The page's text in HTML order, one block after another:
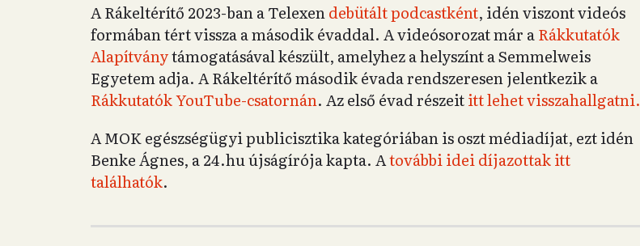
A Rákeltérítő 2023-ban a Telexendebütált podcastként, idén viszont videós
formában tért vissza a második évaddal. A videósorozat már aRákkutatók
Alapítványtámogatásával készült, amelyhez a helyszínt a Semmelweis
Egyetem adja. A Rákeltérítő második évada rendszeresen jelentkezik a
Rákkutatók YouTube-csatornán. Az első évad részeititt lehet visszahallgatni.
A MOK egészségügyi publicisztika kategóriában is oszt médiadíjat, ezt idén
Benke Ágnes, a 24.hu újságírója kapta. Atovábbi idei díjazottak itt
találhatók.